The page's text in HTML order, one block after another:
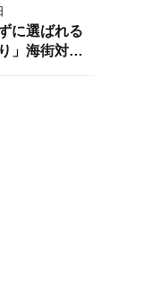
に選ばれる
」海街対談